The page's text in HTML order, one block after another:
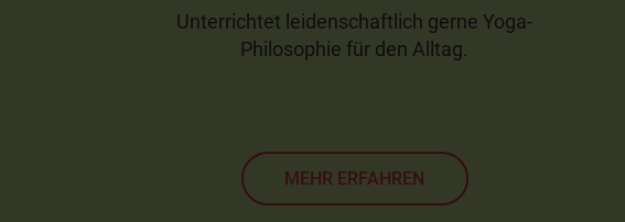
Unterrichtet leidenschaftlich gerne Yoga-
Philosophie für den Alltag.
MEHR ERFAHREN